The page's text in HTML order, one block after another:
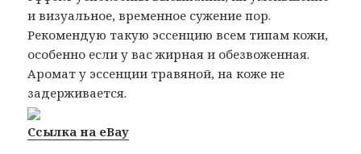
и визуальное, временное сужение пор.
Рекомендую такую эссенцию всем типам кожи,
особенно если у вас жирная и обезвоженная.
Аромат у эссенции травяной, на коже не
задерживается.
Ссылка на eBay